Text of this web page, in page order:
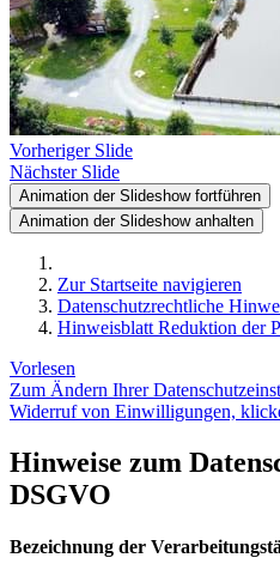
Vorheriger Slide
Nächster Slide
Animation der Slideshow fortführen
Animation der Slideshow anhalten
Zur Startseite navigieren
Datenschutzrechtliche
Hinweisblatt Reduktion der
Vorlesen
Zum Ändern Ihrer
Widerruf von Einwilligungen,
Hinweise zum
DSGVO
Bezeichnung der